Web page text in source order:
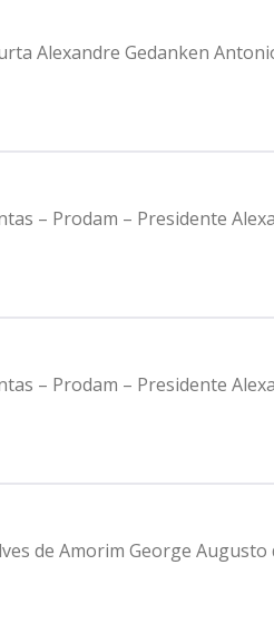
Alexandre Gedanken
– Prodam – Presidente
– Prodam – Presidente
de Amorim George Augusto